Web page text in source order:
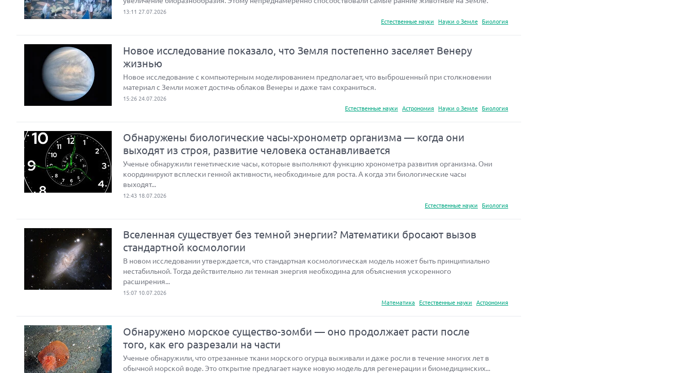
13:11 27.07.2026
Естественные науки
Науки о Земле Биология
Новое исследование показало, что Земля постепенно заселяет Венеру
жизнью
Новое исследование с компьютерным моделированием предполагает, что выброшенный при столкновении
материал с Земли может достичь облаков Венеры и даже там сохраниться.
15:26 24.07.2026
Естественные науки
Астрономия Науки о Земле Биология
Обнаружены биологические часы-хронометр организма — когда они
выходят из строя, развитие человека останавливается
Ученые обнаружили генетические часы, которые выполняют функцию хронометра развития организма. Они
координируют всплески генной активности, необходимые для роста. А когда эти биологические часы
выходят...
12:43 18.07.2026
Естественные науки
Биология
Вселенная существует без темной энергии? Математики бросают вызов
стандартной космологии
В новом исследовании утверждается, что стандартная космологическая модель может быть принципиально
нестабильной. Тогда действительно ли темная энергия необходима для объяснения ускоренного
расширения...
15:07 10.07.2026
Математика
Естественные науки Астрономия
Обнаружено морское существо-зомби — оно продолжает расти после
того, как его разрезали на части
Ученые обнаружили, что отрезанные ткани морского огурца выживали и даже росли в течение многих лет в
обычной морской воде. Это открытие предлагает науке новую модель для регенерации и биомедицинских...